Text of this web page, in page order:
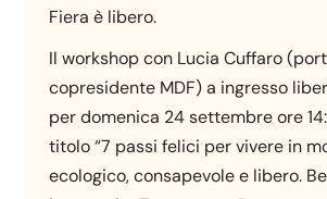
Fiera è libero.
Il workshop con Lucia Cuffaro
copresidente MDF) a ingresso
per domenica 24 settembre ore
titolo “7 passi felici per vivere in
ecologico, consapevole e libero.